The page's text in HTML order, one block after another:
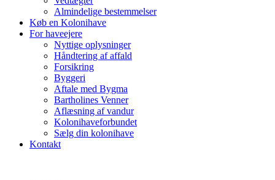
Almindelige bestemmelser
Køb en Kolonihave
For haveejere
Nyttige oplysninger
Håndtering af affald
Forsikring
Byggeri
Aftale med Bygma
Bartholines Venner
Aflæsning af vandur
Kolonihaveforbundet
Sælg din kolonihave
Kontakt